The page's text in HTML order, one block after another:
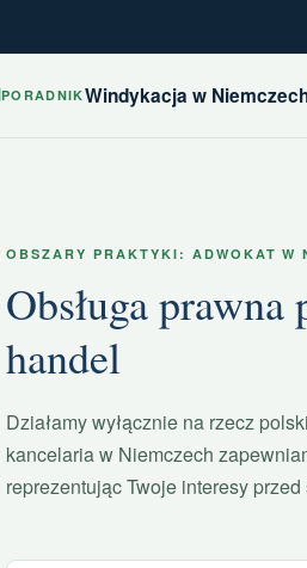
PORADNIKWindykacja w
OBSZARY PRAKTYKI: ADWOKAT W
Obsługa
handel
Działamy wyłącznie na rzecz
kancelaria w Niemczech
reprezentując Twoje interesy